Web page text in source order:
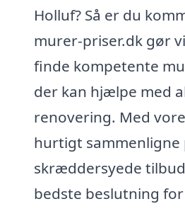
Holluf? Så er du
murer-priser.dk gør
finde kompetente
der kan hjælpe med
renovering. Med
hurtigt sammenligne
skræddersyede
bedste beslutning